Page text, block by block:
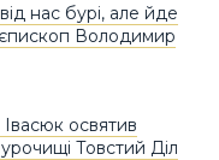
нас бурі, але йде
Володимир
освятив
Товстий Діл